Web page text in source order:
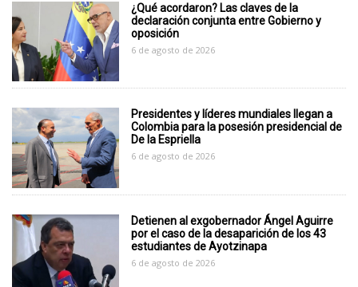
¿Qué acordaron? Las claves de la
declaración conjunta entre Gobierno y
oposición
6 de agosto de 2026
Presidentes y líderes mundiales llegan a
Colombia para la posesión presidencial de
De la Espriella
6 de agosto de 2026
Detienen al exgobernador Ángel Aguirre
por el caso de la desaparición de los 43
estudiantes de Ayotzinapa
6 de agosto de 2026